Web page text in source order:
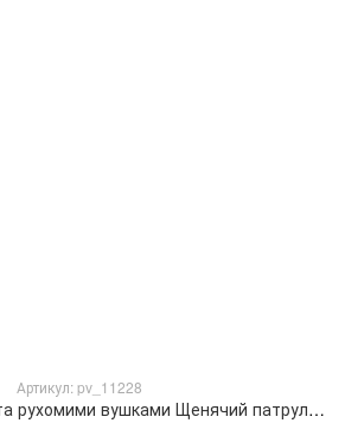
Артикул: pv_11228
Шапка з підсвіткою та рухомими вушками Щенячий патруль Маршал